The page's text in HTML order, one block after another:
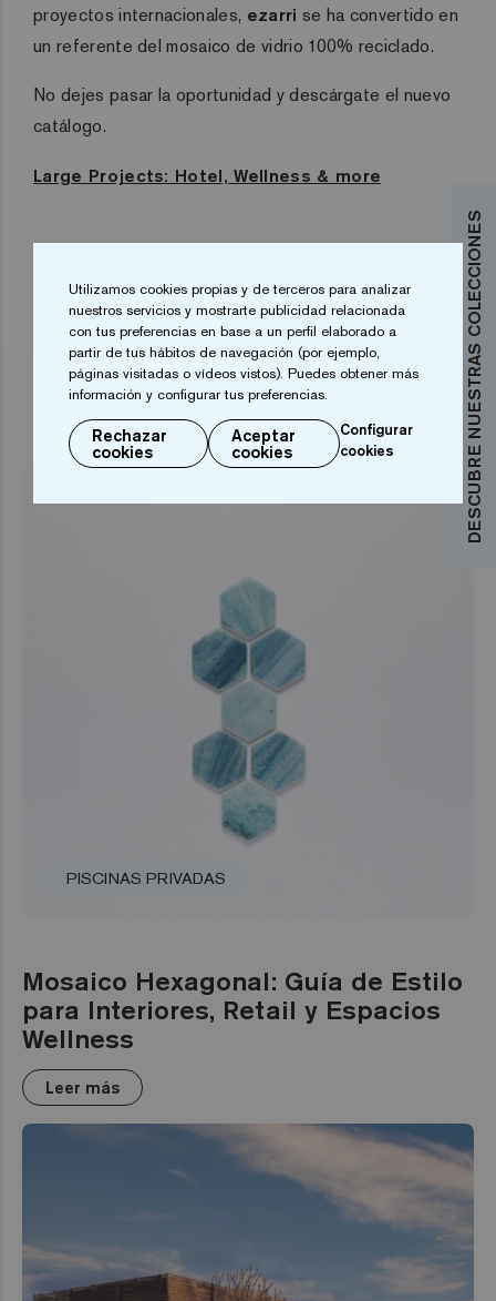
proyectos internacionales, ezarri se ha convertido en
un referente del mosaico de vidrio 100% reciclado.
No dejes pasar la oportunidad y descárgate el nuevo
catálogo.
Large Projects: Hotel, Wellness & more
DESCUBRE NUESTRAS COLECCIONES
ARTÍCULOS RELACIONADOS
PISCINAS PRIVADAS
Mosaico Hexagonal: Guía de Estilo
para Interiores, Retail y Espacios
Wellness
Leer más
Utilizamos cookies propias y de terceros para analizar
nuestros servicios y mostrarte publicidad relacionada
con tus preferencias en base a un perfil elaborado a
partir de tus hábitos de navegación (por ejemplo,
páginas visitadas o vídeos vistos). Puedes obtener más
información y configurar tus preferencias.
Rechazar
cookies
Aceptar
cookies
Configurar
cookies